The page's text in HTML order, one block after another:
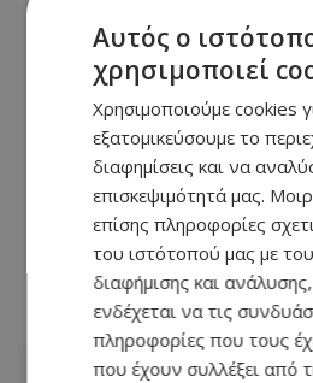
LIVE: Ορκίστηκαν
της κυβέρνησης -
ημέρα του
06.08.2026 - 09:26
Αυτός ο
χρησιμοποιεί
Χρησιμοποιούμε cookies
εξατομικεύσουμε το
διαφημίσεις και να
επισκεψιμότητά μας.
επίσης πληροφορίες
του ιστότοπού μας με
διαφήμισης και
ενδέχεται να τις
πληροφορίες που τους
που έχουν συλλέξει από